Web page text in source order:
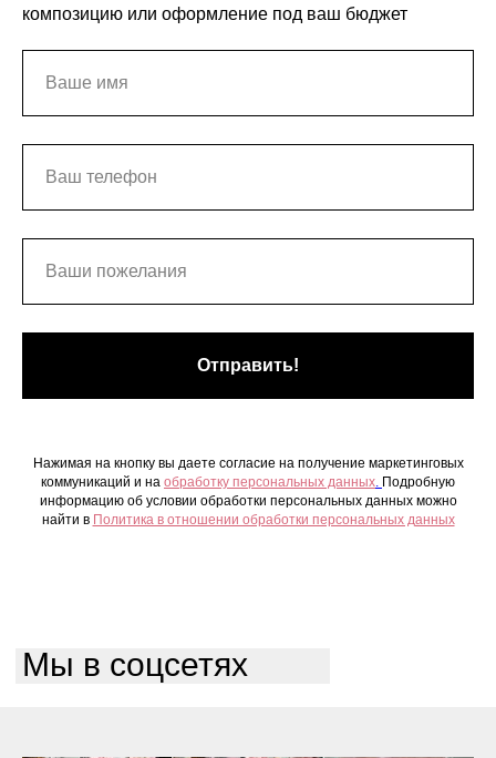
композицию или оформление под ваш бюджет
Отправить!
Нажимая на кнопку вы даете согласие на получение маркетинговых
коммуникаций и на обработку персональных данных. Подробную
информацию об условии обработки персональных данных можно
найти в Политика в отношении обработки персональных данных
Мы в соцсетях